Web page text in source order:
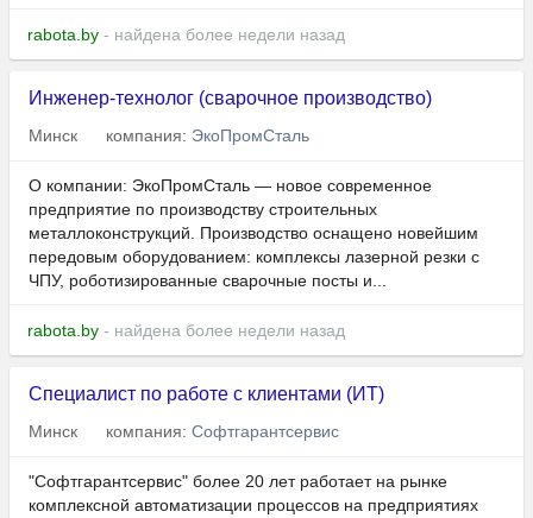
rabota.by - найдена более недели назад
Инженер-технолог (сварочное производство)
Минск компания: ЭкоПромСталь
О компании: ЭкоПромСталь — новое современное
предприятие по производству строительных
металлоконструкций. Производство оснащено новейшим
передовым оборудованием: комплексы лазерной резки с
ЧПУ, роботизированные сварочные посты и...
rabota.by - найдена более недели назад
Специалист по работе с клиентами (ИТ)
Минск компания: Софтгарантсервис
"Софтгарантсервис" более 20 лет работает на рынке
комплексной автоматизации процессов на предприятиях